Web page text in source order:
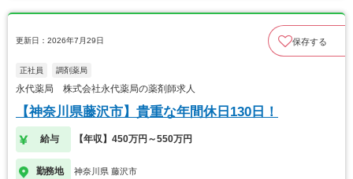
更新日：2026年7月29日 保存する
正社員 調剤薬局
永代薬局 株式会社永代薬局の薬剤師求人
【神奈川県藤沢市】貴重な年間休日130日！
給与 【年収】450万円～550万円
勤務地 神奈川県 藤沢市